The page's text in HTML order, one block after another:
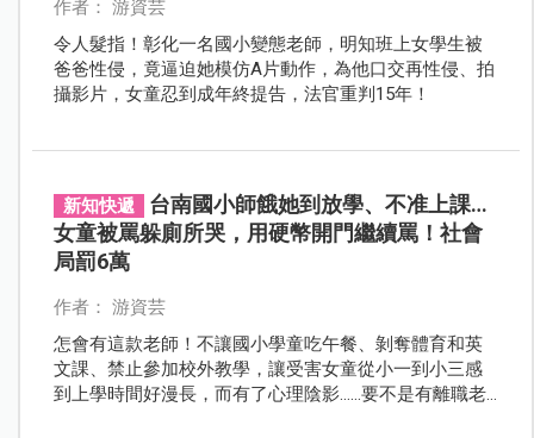
作者： 游資芸
令人髮指！彰化一名國小變態老師，明知班上女學生被
爸爸性侵，竟逼迫她模仿A片動作，為他口交再性侵、拍
攝影片，女童忍到成年終提告，法官重判15年！
新知快遞
台南國小師餓她到放學、不准上課…
女童被罵躲廁所哭，用硬幣開門繼續罵！社會
局罰6萬
作者： 游資芸
怎會有這款老師！不讓國小學童吃午餐、剝奪體育和英
文課、禁止參加校外教學，讓受害女童從小一到小三感
到上學時間好漫長，而有了心理陰影……要不是有離職老